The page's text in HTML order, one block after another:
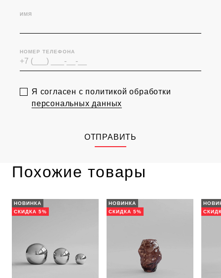
ИМЯ
НОМЕР ТЕЛЕФОНА
Я согласен с политикой обработки
персональных данных
ОТПРАВИТЬ
Похожие товары
НОВИНКА
СКИДКА 5%
НОВИНКА
СКИДКА 5%